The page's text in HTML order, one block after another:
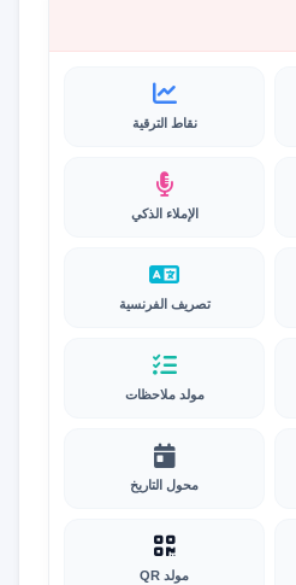
نقاط الترقية
الإملاء الذكي
تصريف الفرنسية
مولد ملاحظات
محول التاريخ
مولد QR